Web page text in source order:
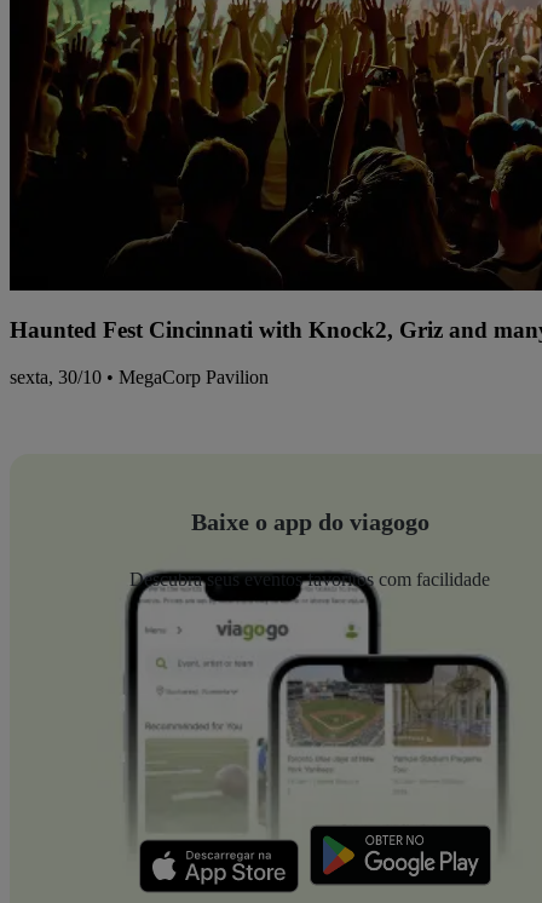
Haunted Fest Cincinnati with Knock2, Griz and
sexta, 30/10 • MegaCorp Pavilion
Baixe o app do viagogo
Descubra seus eventos favoritos com facilidade